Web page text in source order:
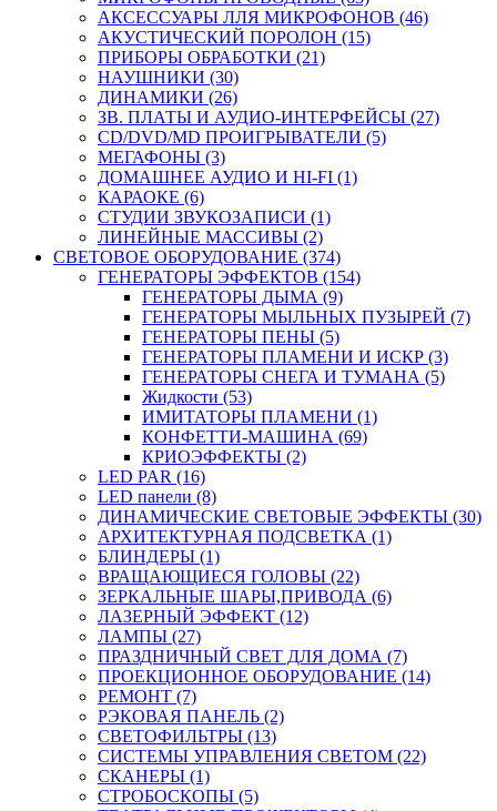
АКСЕССУАРЫ ЛЛЯ МИКРОФОНОВ (46)
АКУСТИЧЕСКИЙ ПОРОЛОН (15)
ПРИБОРЫ ОБРАБОТКИ (21)
НАУШНИКИ (30)
ДИНАМИКИ (26)
ЗВ. ПЛАТЫ И АУДИО-ИНТЕРФЕЙСЫ (27)
CD/DVD/MD ПРОИГРЫВАТЕЛИ (5)
МЕГАФОНЫ (3)
ДОМАШНЕЕ АУДИО И HI-FI (1)
КАРАОКЕ (6)
СТУДИИ ЗВУКОЗАПИСИ (1)
ЛИНЕЙНЫЕ МАССИВЫ (2)
СВЕТОВОЕ ОБОРУДОВАНИЕ (374)
ГЕНЕРАТОРЫ ЭФФЕКТОВ (154)
ГЕНЕРАТОРЫ ДЫМА (9)
ГЕНЕРАТОРЫ МЫЛЬНЫХ ПУЗЫРЕЙ (7)
ГЕНЕРАТОРЫ ПЕНЫ (5)
ГЕНЕРАТОРЫ ПЛАМЕНИ И ИСКР (3)
ГЕНЕРАТОРЫ СНЕГА И ТУМАНА (5)
Жидкости (53)
ИМИТАТОРЫ ПЛАМЕНИ (1)
КОНФЕТТИ-МАШИНА (69)
КРИОЭФФЕКТЫ (2)
LED PAR (16)
LED панели (8)
ДИНАМИЧЕСКИЕ СВЕТОВЫЕ ЭФФЕКТЫ (30)
АРХИТЕКТУРНАЯ ПОДСВЕТКА (1)
БЛИНДЕРЫ (1)
ВРАЩАЮЩИЕСЯ ГОЛОВЫ (22)
ЗЕРКАЛЬНЫЕ ШАРЫ,ПРИВОДА (6)
ЛАЗЕРНЫЙ ЭФФЕКТ (12)
ЛАМПЫ (27)
ПРАЗДНИЧНЫЙ СВЕТ ДЛЯ ДОМА (7)
ПРОЕКЦИОННОЕ ОБОРУДОВАНИЕ (14)
РЕМОНТ (7)
РЭКОВАЯ ПАНЕЛЬ (2)
СВЕТОФИЛЬТРЫ (13)
СИСТЕМЫ УПРАВЛЕНИЯ СВЕТОМ (22)
СКАНЕРЫ (1)
СТРОБОСКОПЫ (5)